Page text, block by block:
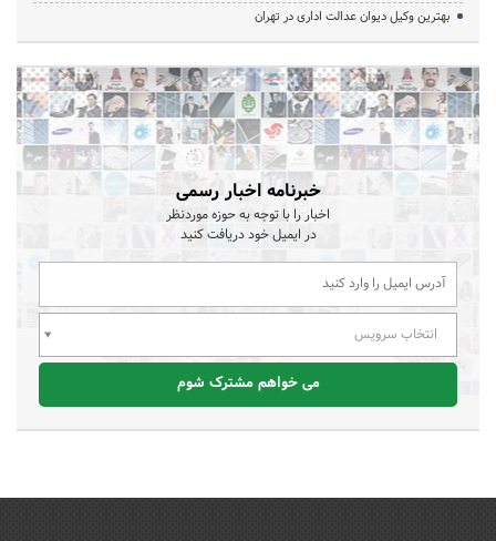
بهترین وکیل دیوان عدالت اداری در تهران
خبرنامه اخبار رسمی
اخبار را با توجه به حوزه موردنظر
در ایمیل خود دریافت کنید
انتخاب سرویس
می خواهم مشترک شوم